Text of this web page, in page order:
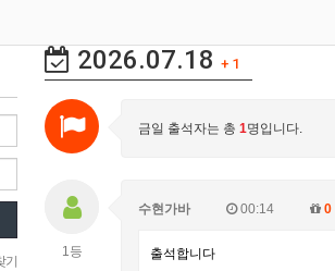
2026.07.18 + 1
금일 출석자는 총 1명입니다.
1등
수현가바 00:14 0
출석합니다
기